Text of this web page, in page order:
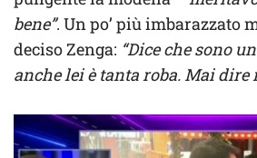
bene”. Un po’ più imbarazzato
deciso Zenga: “Dice che sono
anche lei è tanta roba. Mai dire